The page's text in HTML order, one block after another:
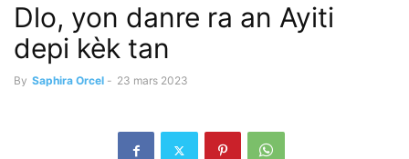
Dlo, yon danre ra an Ayiti
depi kèk tan
By Saphira Orcel - 23 mars 2023